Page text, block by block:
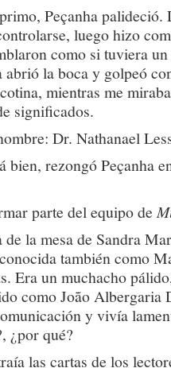
Peçanha palideció.
luego hizo
como si tuviera
abrió la boca y golpeó
mientras me
significados.
Dr. Nathanael
bien, rezongó Peçanha
parte del equipo de
la mesa de Sandra
también como
Era un muchacho
como João Albergaria
y vivía
¿por qué?
las cartas de los